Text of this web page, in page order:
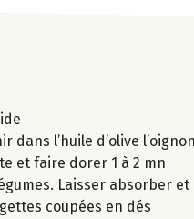
l’huile d’olive
et faire dorer 1 à 2 mn
Laisser absorber
coupées en dés